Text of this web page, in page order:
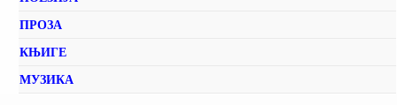
ПРОЗА
КЊИГЕ
МУЗИКА